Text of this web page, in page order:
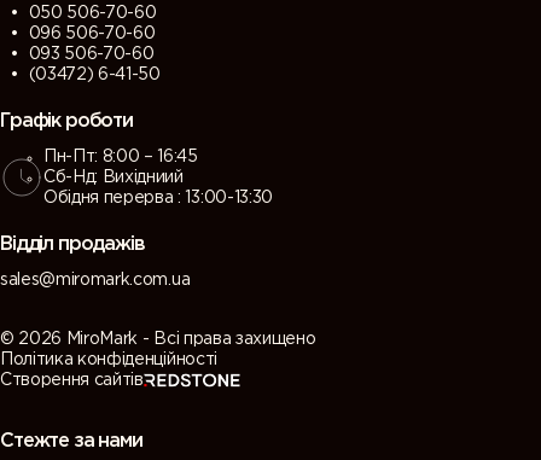
050 506-70-60
096 506-70-60
093 506-70-60
(03472) 6-41-50
Графік роботи
Пн-Пт: 8:00 – 16:45
Сб-Нд: Вихідниий
Обідня перерва : 13:00-13:30
Відділ продажів
sales@miromark.com.ua
© 2026 MiroMark - Всі права захищено
Політика конфіденційності
Створення сайтів
Стежте за нами